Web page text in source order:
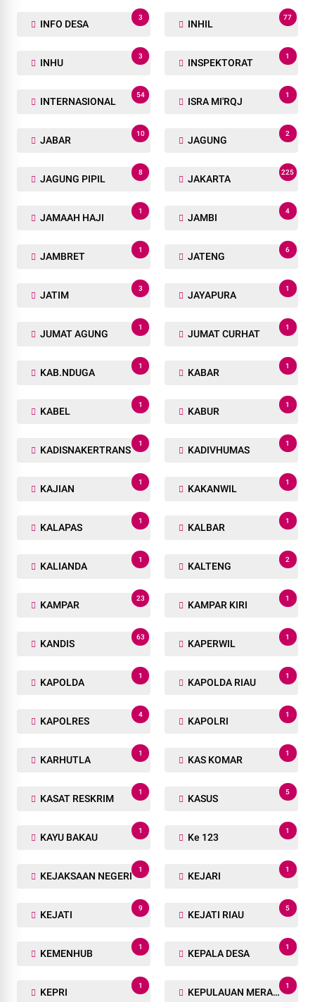
INFO DESA
3
INHIL
77
INHU
3
INSPEKTORAT
1
INTERNASIONAL
54
ISRA MI'RQJ
1
JABAR
10
JAGUNG
2
JAGUNG PIPIL
8
JAKARTA
225
JAMAAH HAJI
1
JAMBI
4
JAMBRET
1
JATENG
6
JATIM
3
JAYAPURA
1
JUMAT AGUNG
1
JUMAT CURHAT
1
KAB.NDUGA
1
KABAR
1
KABEL
1
KABUR
1
KADISNAKERTRANS
1
KADIVHUMAS
1
KAJIAN
1
KAKANWIL
1
KALAPAS
1
KALBAR
1
KALIANDA
1
KALTENG
2
KAMPAR
23
KAMPAR KIRI
1
KANDIS
63
KAPERWIL
1
KAPOLDA
1
KAPOLDA RIAU
1
KAPOLRES
4
KAPOLRI
1
KARHUTLA
1
KAS KOMAR
1
KASAT RESKRIM
1
KASUS
5
KAYU BAKAU
1
Ke 123
1
KEJAKSAAN NEGERI
1
KEJARI
1
KEJATI
9
KEJATI RIAU
5
KEMENHUB
1
KEPALA DESA
1
KEPRI
1
KEPULAUAN MERANTI
1